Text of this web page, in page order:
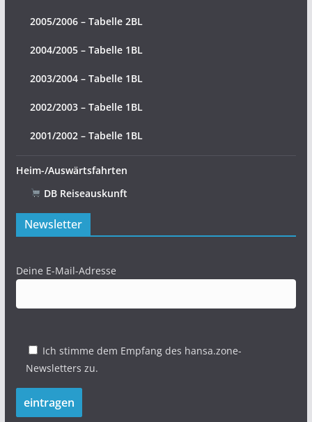
2005/2006 – Tabelle 2BL
2004/2005 – Tabelle 1BL
2003/2004 – Tabelle 1BL
2002/2003 – Tabelle 1BL
2001/2002 – Tabelle 1BL
Heim-/Auswärtsfahrten
DB Reiseauskunft
Newsletter
Deine E-Mail-Adresse
Ich stimme dem Empfang des hansa.zone-
Newsletters zu.